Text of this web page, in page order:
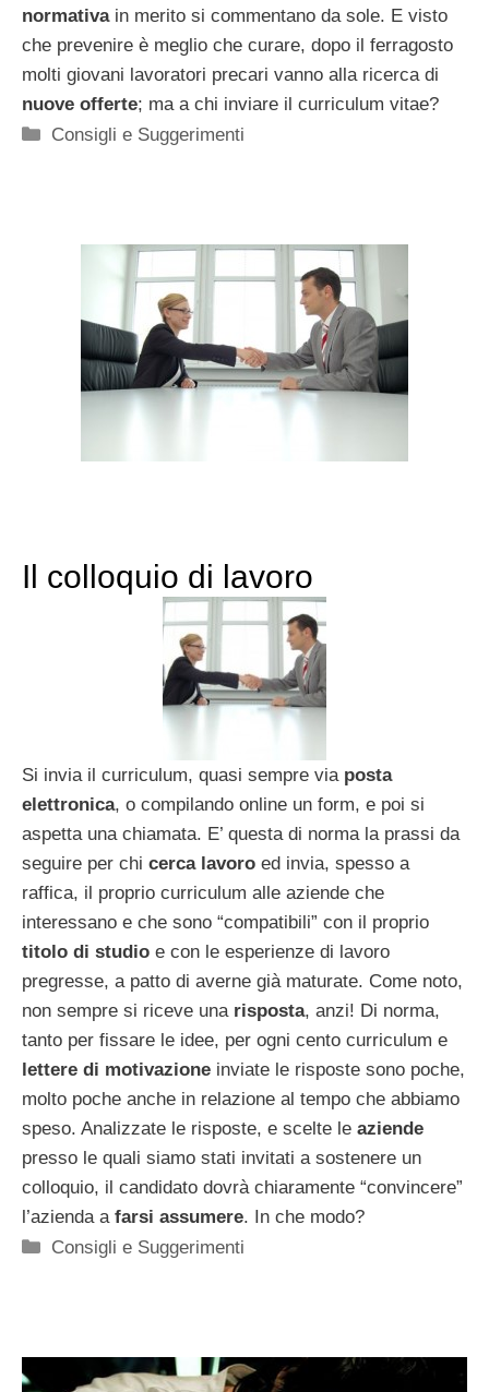
normativain merito si commentano da sole. E visto
che prevenire è meglio che curare, dopo il ferragosto
molti giovani lavoratori precari vanno alla ricerca di
nuove offerte; ma a chi inviare il curriculum vitae?
Categorie
Consigli e Suggerimenti
Il colloquio di lavoro
Si invia il curriculum, quasi sempre via posta
elettronica, o compilando online un form, e poi si
aspetta una chiamata. E’ questa di norma la prassi da
seguire per chi cerca lavoro ed invia, spesso a
raffica, il proprio curriculum alle aziende che
interessano e che sono “compatibili” con il proprio
titolo di studio e con le esperienze di lavoro
pregresse, a patto di averne già maturate. Come noto,
non sempre si riceve unarisposta, anzi! Di norma,
tanto per fissare le idee, per ogni cento curriculum e
lettere di motivazione inviate le risposte sono poche,
molto poche anche in relazione al tempo che abbiamo
speso. Analizzate le risposte, e scelte le aziende
presso le quali siamo stati invitati a sostenere un
colloquio, il candidato dovrà chiaramente “convincere”
l’azienda a farsi assumere. In che modo?
Categorie
Consigli e Suggerimenti